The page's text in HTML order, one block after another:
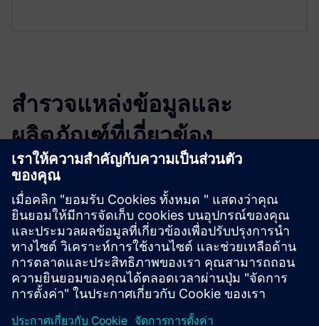
สำรวจแหล่งข้อมูลและ
ผลิตภัณฑ์ที่เกี่ยวข้อง
ข้อมูลและแหล่งข้อมูลเพิ่มเติม
Educational courses in VR
เงื่อนไขเบื้องต้น